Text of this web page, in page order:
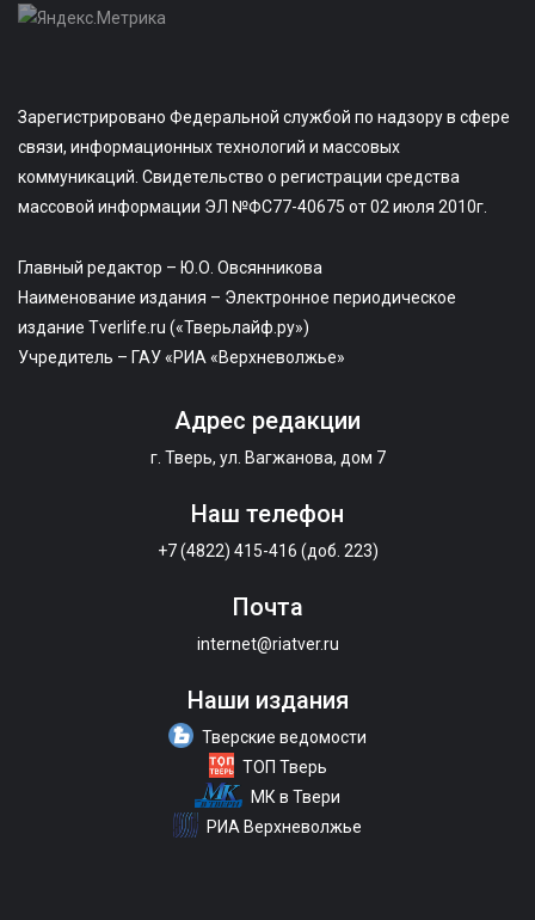
Зарегистрировано Федеральной службой по надзору в сфере
связи, информационных технологий и массовых
коммуникаций. Свидетельство о регистрации средства
массовой информации ЭЛ №ФС77-40675 от 02 июля 2010г.
Главный редактор – Ю.О. Овсянникова
Наименование издания – Электронное периодическое
издание Tverlife.ru («Тверьлайф.ру»)
Учредитель – ГАУ «РИА «Верхневолжье»
Адрес редакции
г. Тверь, ул. Вагжанова, дом 7
Наш телефон
+7 (4822) 415-416 (доб. 223)
Почта
internet@riatver.ru
Наши издания
Тверские ведомости
ТОП Тверь
МК в Твери
РИА Верхневолжье